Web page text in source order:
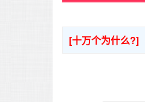
[十万个为什么?]